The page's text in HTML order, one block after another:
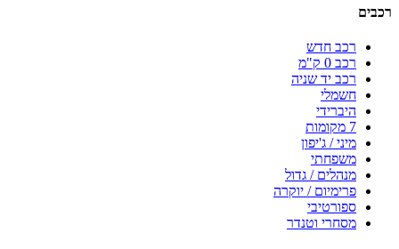
רכבים
רכב חדש
רכב 0 ק"מ
רכב יד שניה
חשמלי
היברידי
7 מקומות
מיני / ג'יפון
משפחתי
מנהלים / גדול
פרימיום / יוקרה
ספורטיבי
מסחרי וטנדר